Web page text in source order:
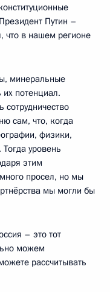
Путин –
что в нашем регионе
минеральные
потенциал.
сам, что, когда
физики,
уровень
этим
просел, но мы
мы могли бы
– это тот
можем
рассчитывать